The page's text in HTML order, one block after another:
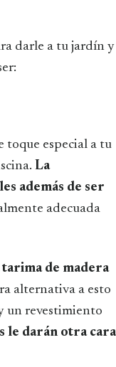
darle a tu jardín y
toque especial a tu
La
además de ser
adecuada
tarima de madera
alternativa a esto
un revestimiento
le darán otra cara